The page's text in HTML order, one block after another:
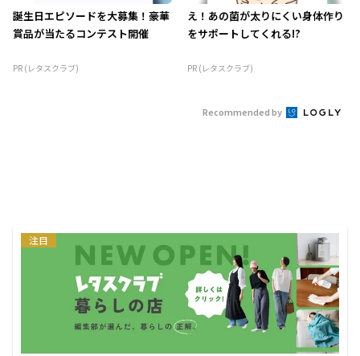
誕生日エピソードを大募集！豪華
賞品が当たるコンテスト開催
PR (レタスクラブ)
え！あの菌が太りにくい身体作り
をサポートしてくれる!?
PR (レタスクラブ)
Recommended by
注目